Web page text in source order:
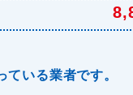
いる業者です。